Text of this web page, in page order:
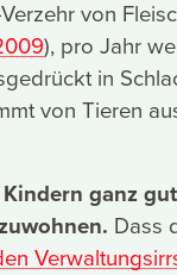
von
), pro Jahr
in
von Tieren
ganz
Dass